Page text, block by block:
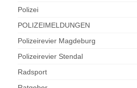
Polizei
POLIZEIMELDUNGEN
Polizeirevier Magdeburg
Polizeirevier Stendal
Radsport